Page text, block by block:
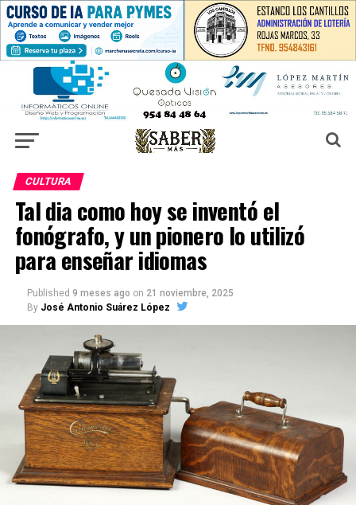
CULTURA
Tal dia como hoy se inventó el
fonógrafo, y un pionero lo utilizó
para enseñar idiomas
Published 9 meses ago on 21 noviembre, 2025
By José Antonio Suárez López